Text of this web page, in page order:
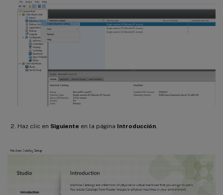
Haz clic en Siguiente en la página Introducción